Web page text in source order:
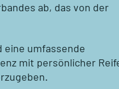
ab, das von der
eine umfassende
mit persönlicher